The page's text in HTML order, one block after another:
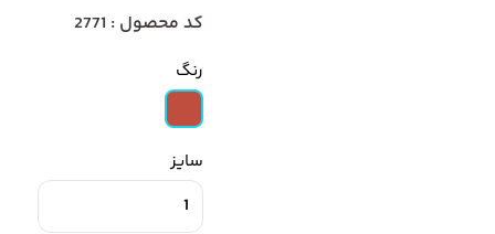
کد محصول : 2771
رنگ
سایز
1